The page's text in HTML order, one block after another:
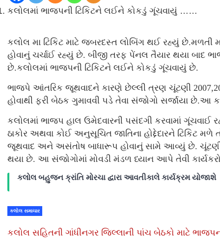
કલોલમાં ભાજપની ટિકિટને લઈને કોકડું ગૂંચવાયું ……
કલોલ મા ટિકિટ માટે જબરદસ્ત લોબિંગ થઈ રહ્યું
હોવાનું ચર્ચાઈ રહ્યું છે. બીજી તરફ પેંનલ તૈયાર થયા બાદ
છે.કલોલમાં ભાજપની ટિકિટને લઈને કોકડું ગૂંચવાયું છે.
ભાજપે આંતરિક જૂથવાદને કારણે છેલ્લી ત્રણ ચૂંટણી
હોવાથી ફરી બેઠક ગુમાવવી પડે તેવા સંજોગો સર્જાયા છે.આ
કલોલમાં ભાજપ હાલ ઉમેદવારની પસંદગી કરવામાં ગૂંચવાઈ
ઠાકોર અથવા કોઈ અનુસૂચિત જાતિના હોદ્દેદારને ટિકિટ
જૂથવાદ અને અસંતોષ બાધારૂપ હોવાનું સામે આવ્યું છે.
થયા છે. આ સંજોગોમાં મોવડી મંડળ ધ્યાન આપે તેવી
કલોલ બહુજન ક્રાંતિ મોરચા દ્વારા આવતીકાલે કાર્યક્રમ યોજાશે
કલોલ સમાચાર
કલોલ સહિતની ગાંધીનગર જિલ્લાની પાંચ બેઠકો માટે